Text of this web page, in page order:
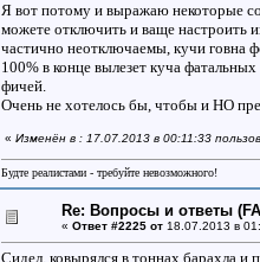
Я вот потому и выражаю некоторые
можете отключить и ваще настроить
частично неотключаемы, кучи говна
100% в конце вылезет куча
фичей.
Очень не хотелось бы, чтобы и НО
« Изменён в : 17.07.2013 в 00:11:33
Будте реалистами - требуйте невозможного!
Re: Вопросы и ответы
« Ответ #2225 от18.07.2013 в
Сидел, ковырялся в тоннах барахла и